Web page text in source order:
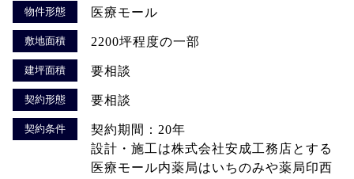
物件形態 医療モール
敷地面積 2200坪程度の一部
建坪面積 要相談
契約形態 要相談
契約条件
契約期間：20年
設計・施工は株式会社安成工務店とする
医療モール内薬局はいちのみや薬局印西